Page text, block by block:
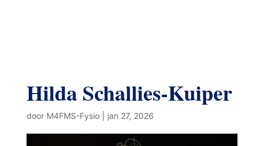
Hilda Schallies-Kuiper
door M4FMS-Fysio| jan 27, 2026